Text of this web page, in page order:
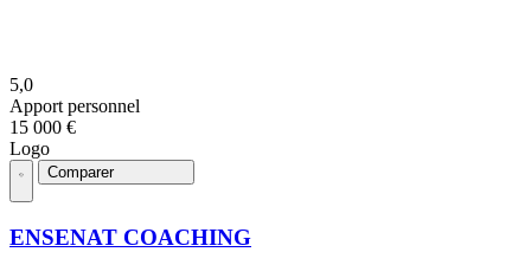
5,0
Apport personnel
15 000 €
Logo
Comparer
ENSENAT COACHING